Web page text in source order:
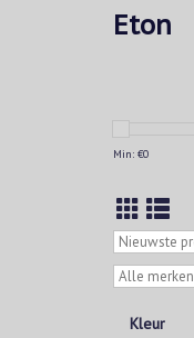
Eton
Min: €0
Kleur